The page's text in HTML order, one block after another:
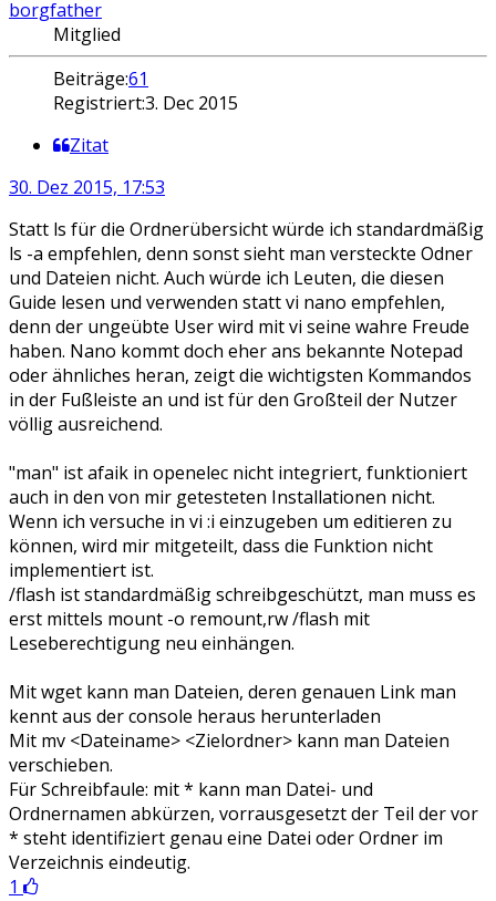
borgfather
Mitglied
Beiträge:61
Registriert:3. Dec 2015
Zitat
30. Dez 2015, 17:53
Statt ls für die Ordnerübersicht würde ich standardmäßig
ls -a empfehlen, denn sonst sieht man versteckte Odner
und Dateien nicht. Auch würde ich Leuten, die diesen
Guide lesen und verwenden statt vi nano empfehlen,
denn der ungeübte User wird mit vi seine wahre Freude
haben. Nano kommt doch eher ans bekannte Notepad
oder ähnliches heran, zeigt die wichtigsten Kommandos
in der Fußleiste an und ist für den Großteil der Nutzer
völlig ausreichend.
"man" ist afaik in openelec nicht integriert, funktioniert
auch in den von mir getesteten Installationen nicht.
Wenn ich versuche in vi :i einzugeben um editieren zu
können, wird mir mitgeteilt, dass die Funktion nicht
implementiert ist.
/flash ist standardmäßig schreibgeschützt, man muss es
erst mittels mount -o remount,rw /flash mit
Leseberechtigung neu einhängen.
Mit wget kann man Dateien, deren genauen Link man
kennt aus der console heraus herunterladen
Mit mv <Dateiname> <Zielordner> kann man Dateien
verschieben.
Für Schreibfaule: mit * kann man Datei- und
Ordnernamen abkürzen, vorrausgesetzt der Teil der vor
* steht identifiziert genau eine Datei oder Ordner im
Verzeichnis eindeutig.
1